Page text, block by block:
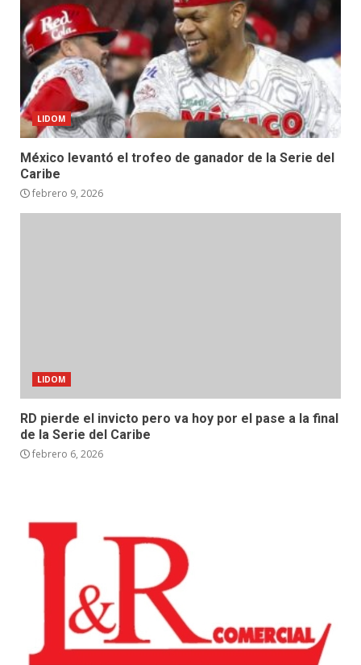
LIDOM
México levantó el trofeo de ganador de la Serie del
Caribe
febrero 9, 2026
LIDOM
RD pierde el invicto pero va hoy por el pase a la final
de la Serie del Caribe
febrero 6, 2026